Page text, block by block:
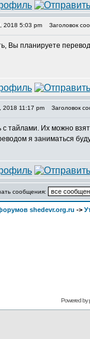
2018 5:03 pm Заголовок
Вы планируете
2018 11:17 pm Заголовок
тайлами. Их можно
я заниматься
сообщения:
shedevr.org.ru ->
Powered by